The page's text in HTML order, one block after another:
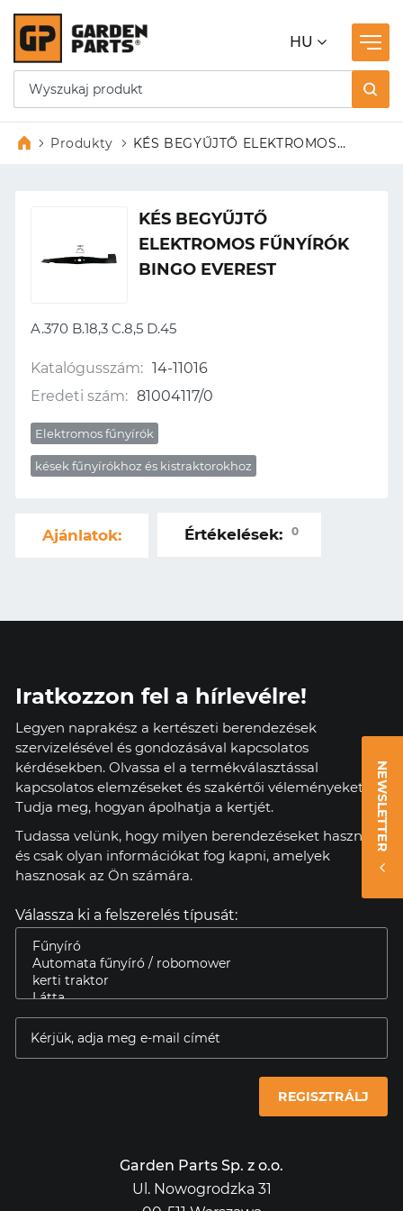
HU
Produkty
KÉS BEGYŰJTŐ ELEKTROMOS
KÉS BEGYŰJTŐ
ELEKTROMOS FŰNYÍRÓK
BINGO EVEREST
A.370 B.18,3 C.8,5 D.45
Katalógusszám: 14-11016
Eredeti szám: 81004117/0
Elektromos fűnyírók
kések fűnyírókhoz és kistraktorokhoz
Ajánlatok: Értékelések: 0
NEWSLETTER
Iratkozzon fel a hírlevélre!
Legyen naprakész a kertészeti berendezések
szervizelésével és gondozásával kapcsolatos
kérdésekben. Olvassa el a termékválasztással
kapcsolatos elemzéseket és szakértői véleményeket.
Tudja meg, hogyan ápolhatja a kertjét.
Tudassa velünk, hogy milyen berendezéseket használ,
és csak olyan információkat fog kapni, amelyek
hasznosak az Ön számára.
Válassza ki a felszerelés típusát:
REGISZTRÁLJ
Garden Parts Sp. z o.o.
Ul. Nowogrodzka 31